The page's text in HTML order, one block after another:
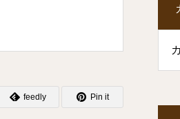
feedly Pin it